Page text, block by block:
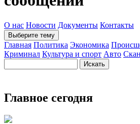
О нас Новости Документы Контакты
Выберите тему
Главная Политика Экономика
Криминал Культура и спорт Авто
Главное сегодня